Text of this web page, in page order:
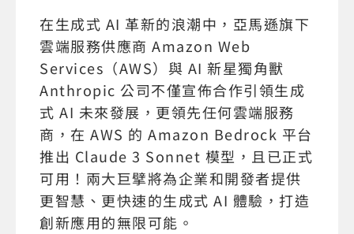
在生成式 AI 革新的浪潮中，亞馬遜旗下
雲端服務供應商 Amazon Web
Services（AWS）與 AI 新星獨角獸
Anthropic 公司不僅宣佈合作引領生成
式 AI 未來發展，更領先任何雲端服務
商，在 AWS 的 Amazon Bedrock 平台
推出 Claude 3 Sonnet 模型，且已正式
可用！兩大巨擘將為企業和開發者提供
更智慧、更快速的生成式 AI 體驗，打造
創新應用的無限可能。